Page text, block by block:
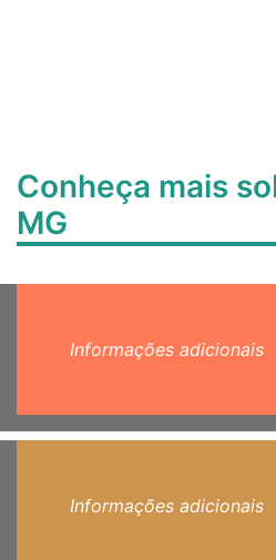
Conheça mais
MG
Informações adicionais
Informações adicionais